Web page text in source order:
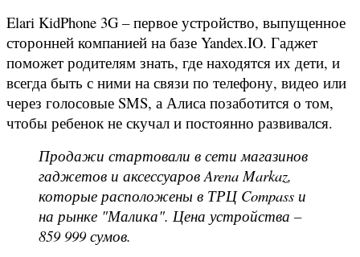
Elari KidPhone 3G – первое устройство, выпущенное
сторонней компанией на базе Yandex.IO. Гаджет
поможет родителям знать, где находятся их дети, и
всегда быть с ними на связи по телефону, видео или
через голосовые SMS, а Алиса позаботится о том,
чтобы ребенок не скучал и постоянно развивался.
Продажи стартовали в сети магазинов
гаджетов и аксессуаров Arena Markaz,
которые расположены в ТРЦ Compass и
на рынке "Малика". Цена устройства –
859 999 сумов.